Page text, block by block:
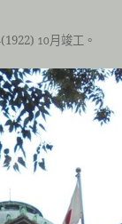
10月竣工。